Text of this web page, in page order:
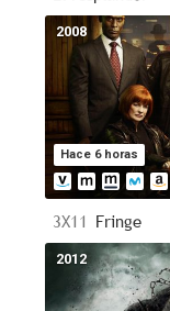
Hace 6 horas
2008
3X11 Fringe
2012